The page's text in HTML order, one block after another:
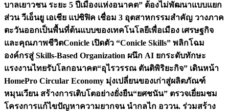
บาลเยาวชน ระยะ 5 ปีเมืองแห่งอนาคต” ต้องไม่พัฒนาแบบแยก
ส่วน วีเอ็นยู เอเชีย แปซิฟิค เชื่อม 3 อุตสาหกรรมสำคัญ วางภาค
ตะวันออกเป็นพื้นที่ต้นแบบของเทคโนโลยีเพื่อเมือง เศรษฐกิจ
และคุณภาพชีวิตConicle เปิดตัว “Conicle Skills” พลิกโฉม
องค์กรสู่ Skills-Based Organization ผนึก AI ยกระดับทักษะ
แรงงานไทยรับโลกอนาคต“อุไรวรรณ ตันติพิริยะกิจ” เดินหน้า
HomePro Circular Economy มุ่งเปลี่ยนของเก่าสู่ผลิตภัณฑ์
หมุนเวียน สร้างการเติบโตอย่างยั่งยืน“ยศชนัน” ตรวจเยี่ยมชม
โครงการแก้ไขปัญหาความยากจน นำกลไก อววน. ร่วมสร้าง